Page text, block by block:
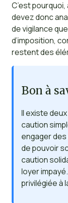
C’est
devez donc
de vigilance
d’imposition,
restent des
Bon à
Il existe
caution
engager
de pouvoir
caution
loyer
privilégiée à